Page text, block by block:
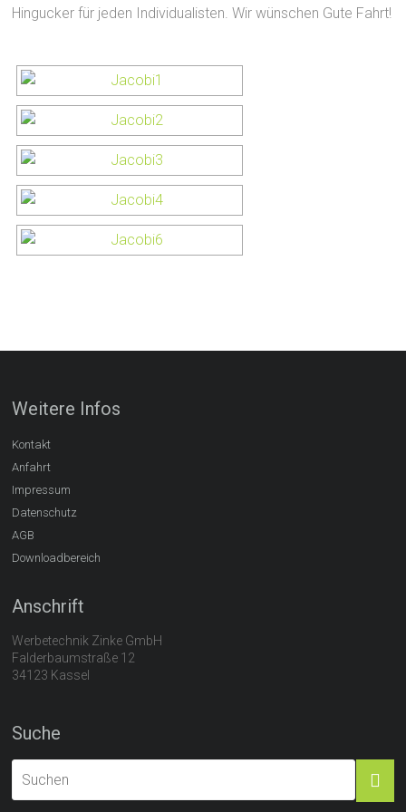
Hingucker für jeden Individualisten. Wir wünschen Gute Fahrt!
Weitere Infos
Kontakt
Anfahrt
Impressum
Datenschutz
AGB
Downloadbereich
Anschrift
Werbetechnik Zinke GmbH
Falderbaumstraße 12
34123 Kassel
Suche